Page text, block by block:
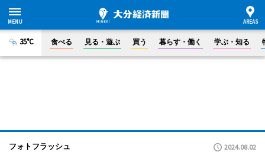
35°C 食べる 見る・遊ぶ 買う 暮らす・働く 学ぶ・知る
フォトフラッシュ 2024.08.02